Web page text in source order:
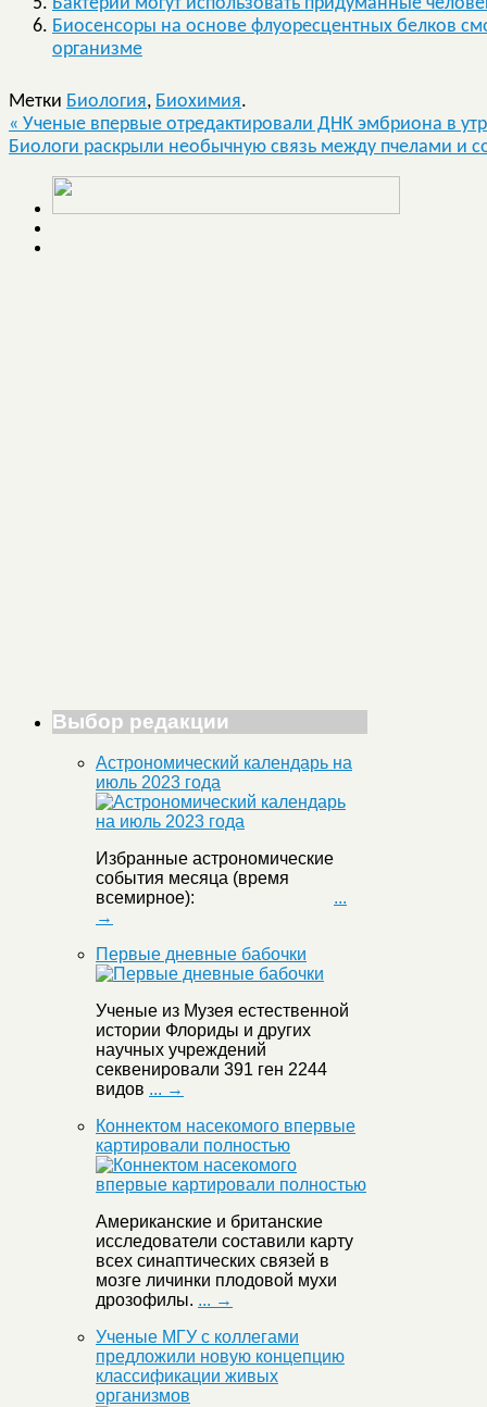
Биосенсоры на основе флуоресцентных белков
организме
Метки Биология, Биохимия.
« Ученые впервые отредактировали ДНК эмбриона в
Биологи раскрыли необычную связь между пчелами и
Выбор редакции
Астрономический календарь на
июль 2023 года
Избранные астрономические
события месяца (время
всемирное): ...
→
Первые дневные бабочки
Ученые из Музея естественной
истории Флориды и других
научных учреждений
секвенировали 391 ген 2244
видов ... →
Коннектом насекомого впервые
картировали полностью
Американские и британские
исследователи составили карту
всех синаптических связей в
мозге личинки плодовой мухи
дрозофилы. ... →
Ученые МГУ с коллегами
предложили новую концепцию
классификации живых
организмов